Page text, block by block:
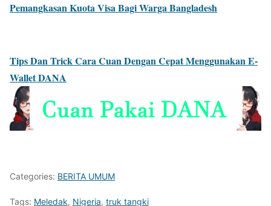
Pemangkasan Kuota Visa Bagi Warga Bangladesh
Tips Dan Trick Cara Cuan Dengan Cepat Menggunakan E-
Wallet DANA
Categories: BERITA UMUM
Tags: Meledak, Nigeria, truk tangki